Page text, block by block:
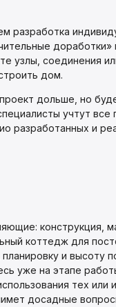
разработка
узлы, соединения
дом.
дольше, но
учтут
и
коттедж для
и
уже на этапе
тех
досадные